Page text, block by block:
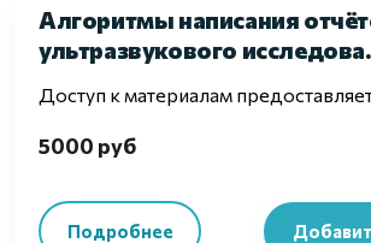
Алгоритмы написания
ультразвукового
Доступ к материалам
5000 руб
Подробнее